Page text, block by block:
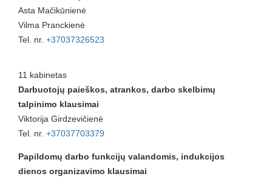
Asta Mačikūnienė
Vilma Pranckienė
Tel. nr. +37037326523
11 kabinetas
Darbuotojų paieškos, atrankos, darbo skelbimų
talpinimo klausimai
Viktorija Girdzevičienė
Tel. nr. +37037703379
Papildomų darbo funkcijų valandomis, indukcijos
dienos organizavimo klausimai